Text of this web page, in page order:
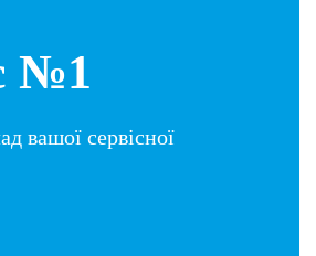
№1
вашої сервісної